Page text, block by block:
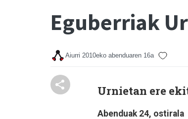
Eguberriak
Aiurri 2010eko abenduaren 16a
Urnietan ere
Abenduak 24, ostirala